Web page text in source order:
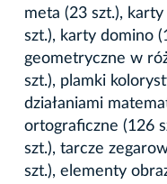
meta (23 szt.),
szt.), karty domino
geometryczne w
szt.), plamki
działaniami
ortograficzne (126
szt.), tarcze
szt.), elementy